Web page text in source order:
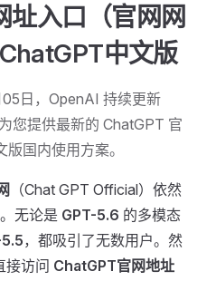
址入口（官网网
中文版
日，OpenAI 持续更新
您提供最新的 ChatGPT 官
国内使用方案。
（Chat GPT Official）依然
无论是 GPT-5.6 的多模态
，都吸引了无数用户。然
接访问 ChatGPT官网地址